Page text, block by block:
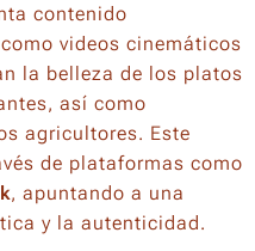
contenido
videos cinemáticos
la belleza de los platos
así como
agricultores. Este
de plataformas como
, apuntando a una
y la autenticidad.